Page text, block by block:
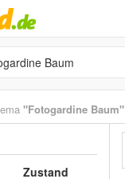
"Fotogardine Baum"
Zustand